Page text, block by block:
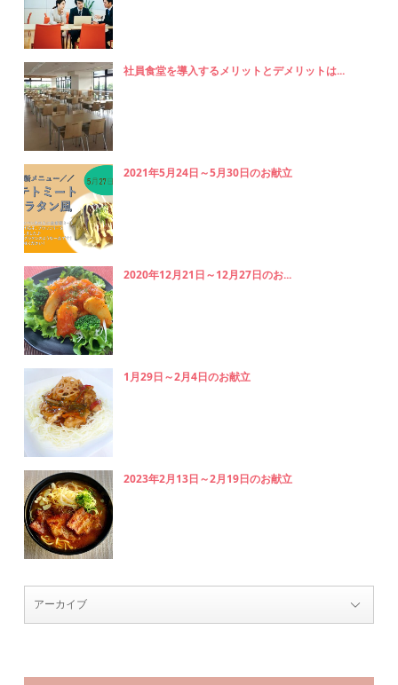
社員食堂を導入するメリットとデメリットは...
2021年5月24日～5月30日のお献立
2020年12月21日～12月27日のお...
1月29日～2月4日のお献立
2023年2月13日～2月19日のお献立